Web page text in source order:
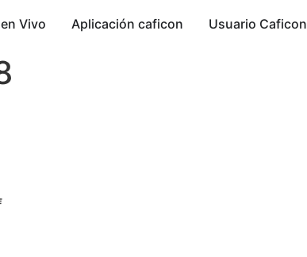
Vivo Aplicación caficon Usuario Caficon